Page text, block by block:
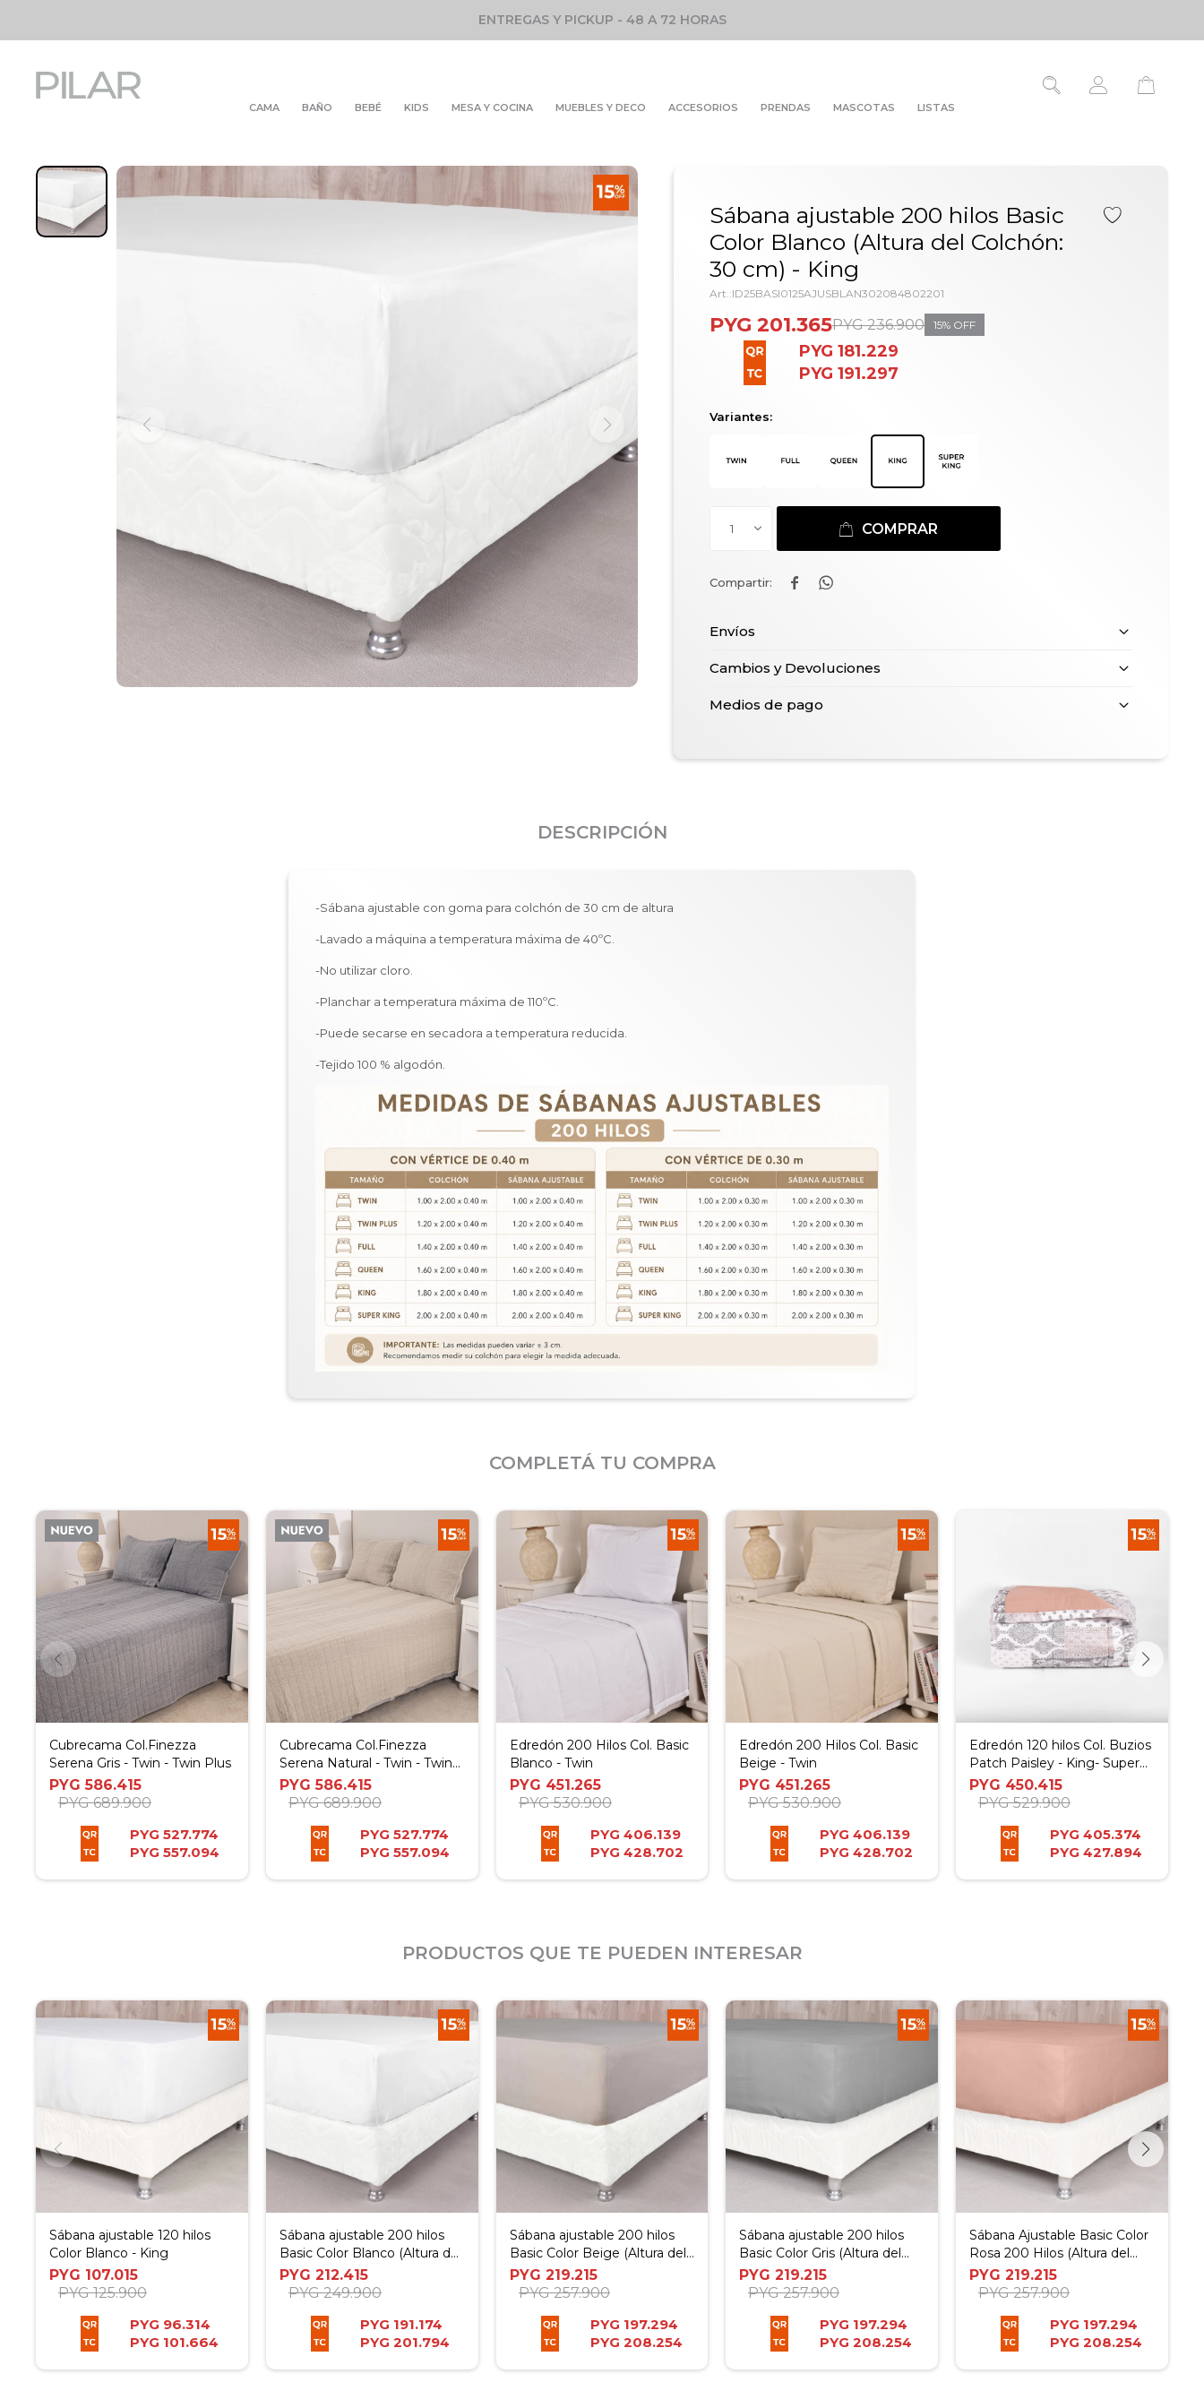
ENTREGAS Y PICKUP - 48 A 72 HORAS
CAMA BAÑO BEBÉ KIDS MESA Y COCINA MUEBLES Y DECO ACCESORIOS PRENDAS MASCOTAS LISTAS
Sábana ajustable 200 hilos Basic
Color Blanco (Altura del Colchón:
30 cm) - King
ID25BASI0125AJUSBLAN302084802201
PYG 201.365PYG 236.900 15
PYG 181.229
PYG 191.297
Variantes:
1 COMPRAR
 
Envíos
Cambios y Devoluciones
Medios de pago
DESCRIPCIÓN
-Sábana ajustable con goma para colchón de 30 cm de altura
-Lavado a máquina a temperatura máxima de 40ºC.
-No utilizar cloro.
-Planchar a temperatura máxima de 110ºC.
-Puede secarse en secadora a temperatura reducida.
-Tejido 100 % algodón.
COMPLETÁ TU COMPRA
Cubrecama Col.Finezza
Serena Gris - Twin - Twin Plus
PYG 586.415
PYG 689.900
PYG 527.774
PYG 557.094
Cubrecama Col.Finezza
Serena Natural - Twin - Twin
Plus
PYG 586.415
PYG 689.900
PYG 527.774
PYG 557.094
Edredón 200 Hilos Col. Basic
Blanco - Twin
PYG 451.265
PYG 530.900
PYG 406.139
PYG 428.702
Edredón 200 Hilos Col. Basic
Beige - Twin
PYG 451.265
PYG 530.900
PYG 406.139
PYG 428.702
Edredón 120 hilos Col. Buzios
Patch Paisley - King- Super
King
PYG 450.415
PYG 529.900
PYG 405.374
PYG 427.894
PRODUCTOS QUE TE PUEDEN INTERESAR
Sábana ajustable 120 hilos
Color Blanco - King
PYG 107.015
PYG 125.900
PYG 96.314
PYG 101.664
Sábana ajustable 200 hilos
Basic Color Blanco (Altura del
Colchón: 40 cm) - Queen
PYG 212.415
PYG 249.900
PYG 191.174
PYG 201.794
Sábana ajustable 200 hilos
Basic Color Beige (Altura del
Colchón: 30 cm) - Super King
PYG 219.215
PYG 257.900
PYG 197.294
PYG 208.254
Sábana ajustable 200 hilos
Basic Color Gris (Altura del
Colchón: 30 cm) - Super King
PYG 219.215
PYG 257.900
PYG 197.294
PYG 208.254
Sábana Ajustable Basic Color
Rosa 200 Hilos (Altura del
Colchón: 30 cm) - Super King
PYG 219.215
PYG 257.900
PYG 197.294
PYG 208.254